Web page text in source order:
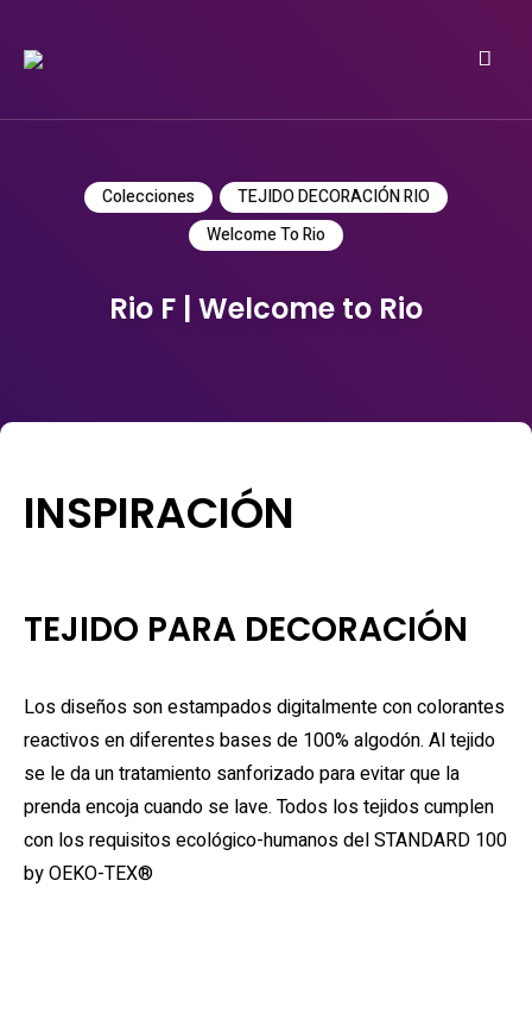
Do it yourself
Colecciones
TEJIDO DECORACIÓN RIO
Welcome To Rio
Rio F | Welcome to Rio
INSPIRACIÓN
TEJIDO PARA DECORACIÓN
Los diseños son estampados digitalmente con colorantes
reactivos en diferentes bases de 100% algodón. Al tejido
se le da un tratamiento sanforizado para evitar que la
prenda encoja cuando se lave. Todos los tejidos cumplen
con los requisitos ecológico-humanos del STANDARD 100
by OEKO-TEX®